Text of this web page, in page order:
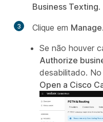
Business Texting.
3 Clique em Manage.
Se não houver
Authorize
desabilitado. No
Open a Cisco